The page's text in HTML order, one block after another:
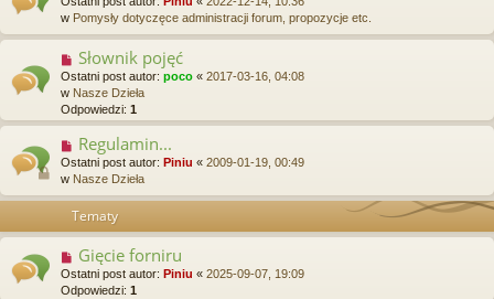
w Pomysły dotyczęce administracji forum, propozycje etc.
Słownik pojęć
Ostatni post autor: poco « 2017-03-16, 04:08
w Nasze Dzieła
Odpowiedzi: 1
Regulamin...
Ostatni post autor: Piniu « 2009-01-19, 00:49
w Nasze Dzieła
Tematy
Gięcie forniru
Ostatni post autor: Piniu « 2025-09-07, 19:09
Odpowiedzi: 1